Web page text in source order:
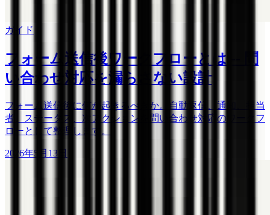
ガイド
フォーム送信後ワークフローとは -- 問
い合わせ対応を漏らさない設計
フォーム送信後に何が起きるべきか。自動返信、通知、担当
者、ステータス、次アクションを問い合わせ対応のワークフ
ローとして整理します。
2026年5月13日